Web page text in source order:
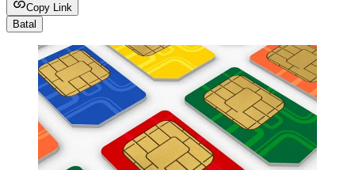
Copy Link
Batal